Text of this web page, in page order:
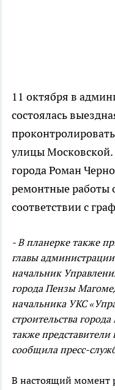
11 октября в
состоялась
улицы
города Роман
ремонтные работы
соответствии с
- В планерке также
главы
начальник
города Пензы
начальника УКС
строительства
также
сообщила пресс-
В настоящий момент